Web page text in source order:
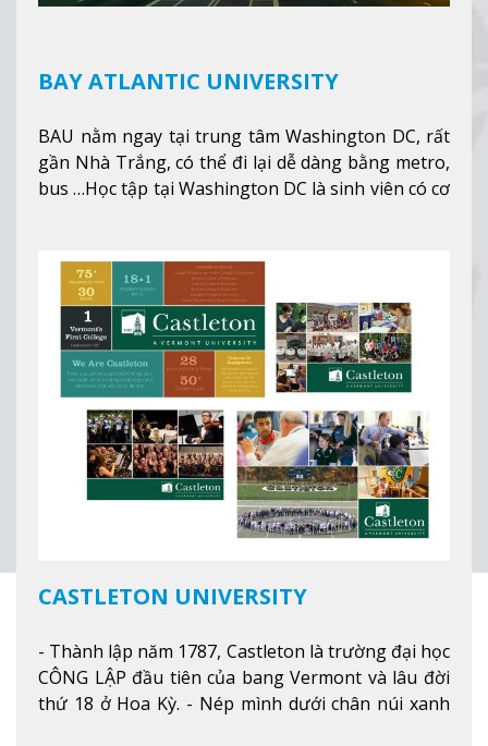
BAY ATLANTIC UNIVERSITY
BAU nằm ngay tại trung tâm Washington DC, rất
gần Nhà Trắng, có thể đi lại dễ dàng bằng metro,
bus …Học tập tại Washington DC là sinh viên có cơ
nghiệp ở Mỹ, #7 thành phố an toàn nhất trên Thế
Xem thêm
CASTLETON UNIVERSITY
- Thành lập năm 1787, Castleton là trường đại học
CÔNG LẬP đầu tiên của bang Vermont và lâu đời
thứ 18 ở Hoa Kỳ. - Nép mình dưới chân núi xanh